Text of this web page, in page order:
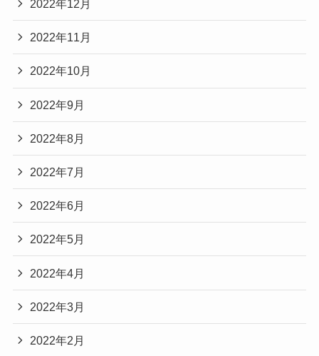
2022年12月
2022年11月
2022年10月
2022年9月
2022年8月
2022年7月
2022年6月
2022年5月
2022年4月
2022年3月
2022年2月